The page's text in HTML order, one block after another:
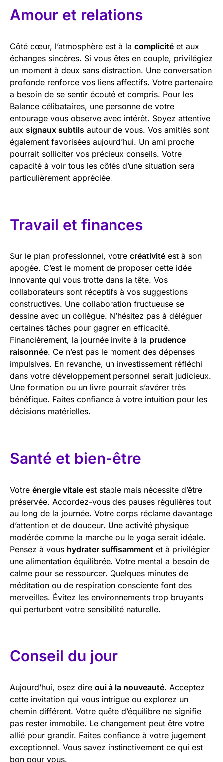
Amour et relations
Côté cœur, l’atmosphère est à la complicité et aux
échanges sincères. Si vous êtes en couple, privilégiez
un moment à deux sans distraction. Une conversation
profonde renforce vos liens affectifs. Votre partenaire
a besoin de se sentir écouté et compris. Pour les
Balance célibataires, une personne de votre
entourage vous observe avec intérêt. Soyez attentive
aux signaux subtils autour de vous. Vos amitiés sont
également favorisées aujourd’hui. Un ami proche
pourrait solliciter vos précieux conseils. Votre
capacité à voir tous les côtés d’une situation sera
particulièrement appréciée.
Travail et finances
Sur le plan professionnel, votre créativité est à son
apogée. C’est le moment de proposer cette idée
innovante qui vous trotte dans la tête. Vos
collaborateurs sont réceptifs à vos suggestions
constructives. Une collaboration fructueuse se
dessine avec un collègue. N’hésitez pas à déléguer
certaines tâches pour gagner en efficacité.
Financièrement, la journée invite à la prudence
raisonnée. Ce n’est pas le moment des dépenses
impulsives. En revanche, un investissement réfléchi
dans votre développement personnel serait judicieux.
Une formation ou un livre pourrait s’avérer très
bénéfique. Faites confiance à votre intuition pour les
décisions matérielles.
Santé et bien-être
Votre énergie vitale est stable mais nécessite d’être
préservée. Accordez-vous des pauses régulières tout
au long de la journée. Votre corps réclame davantage
d’attention et de douceur. Une activité physique
modérée comme la marche ou le yoga serait idéale.
Pensez à vous hydrater suffisamment et à privilégier
une alimentation équilibrée. Votre mental a besoin de
calme pour se ressourcer. Quelques minutes de
méditation ou de respiration consciente font des
merveilles. Évitez les environnements trop bruyants
qui perturbent votre sensibilité naturelle.
Conseil du jour
Aujourd’hui, osez dire oui à la nouveauté. Acceptez
cette invitation qui vous intrigue ou explorez un
chemin différent. Votre quête d’équilibre ne signifie
pas rester immobile. Le changement peut être votre
allié pour grandir. Faites confiance à votre jugement
exceptionnel. Vous savez instinctivement ce qui est
bon pour vous.